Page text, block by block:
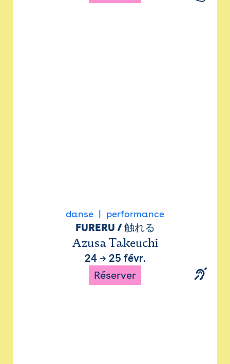
danse performance
FURERU / 触れる
Azusa Takeuchi
24→ 25 févr.
Réserver